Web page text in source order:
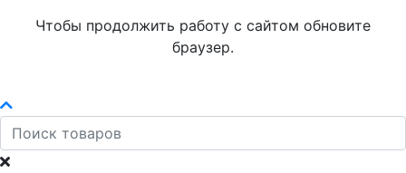
Чтобы продолжить работу с сайтом обновите
браузер.